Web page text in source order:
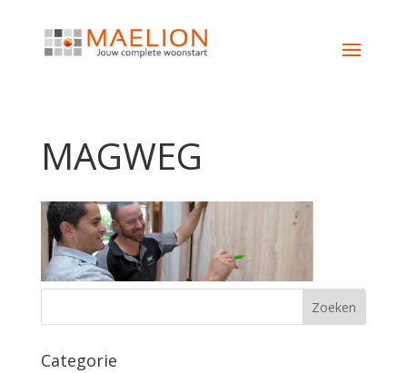
MAGWEG
Categorie